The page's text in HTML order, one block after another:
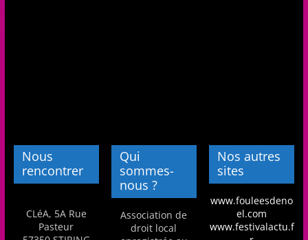
l
e
C
é
Nous
rencontrer
CLéA, 5A Rue
Pasteur
Qui
sommes-
nous ?
Association de
droit local
Nos autres
sites
www.fouleesdeno
el.com
www.festivalactu.f